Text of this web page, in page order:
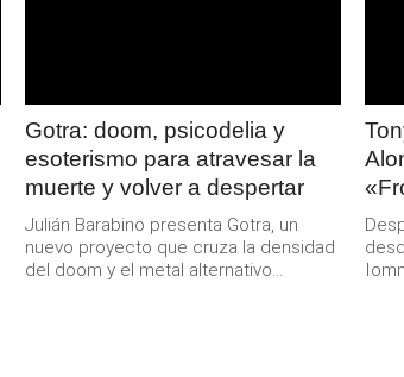
Gotra: doom, psicodelia y
esoterismo para atravesar la
muerte y volver a despertar
Julián Barabino presenta Gotra, un
nuevo proyecto que cruza la densidad
del doom y el metal alternativo...